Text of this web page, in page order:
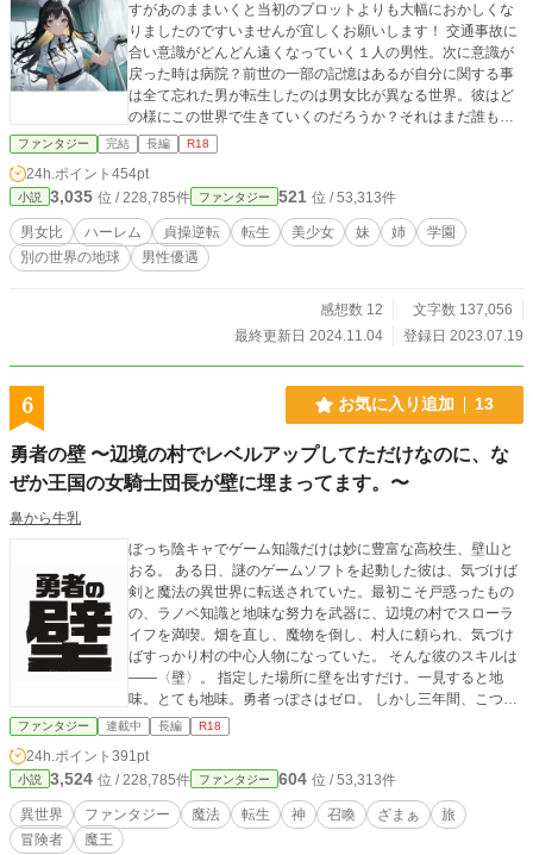
すがあのままいくと当初のプロットよりも大幅におかしくな
りましたのですいませんが宜しくお願いします！ 交通事故に
合い意識がどんどん遠くなっていく１人の男性。次に意識が
戻った時は病院？前世の一部の記憶はあるが自分に関する事
は全て忘れた男が転生したのは男女比が異なる世界。彼はど
の様にこの世界で生きていくのだろうか？それはまだ誰も知
らないお話。
ファンタジー 完結 長編 R18
24h.ポイント 454pt
小説 3,035 位 / 228,785件 ファンタジー 521 位 / 53,313件
男女比 ハーレム 貞操逆転 転生 美少女 妹 姉
学園
別の世界の地球
男性優遇
感想数 12
文字数 137,056
最終更新日 2024.11.04
登録日 2023.07.19
6 お気に入り追加 13
勇者の壁 〜辺境の村でレベルアップしてただけなのに、な
ぜか王国の女騎士団長が壁に埋まってます。〜
鼻から牛乳
ぼっち陰キャでゲーム知識だけは妙に豊富な高校生、壁山と
おる。 ある日、謎のゲームソフトを起動した彼は、気づけば
剣と魔法の異世界に転送されていた。最初こそ戸惑ったもの
の、ラノベ知識と地味な努力を武器に、辺境の村でスローラ
イフを満喫。畑を直し、魔物を倒し、村人に頼られ、気づけ
ばすっかり村の中心人物になっていた。 そんな彼のスキルは
――〈壁〉。 指定した場所に壁を出すだけ。一見すると地
味。とても地味。勇者っぽさはゼロ。 しかし三年間、こつこ
つ鍛え続けた結果、とおるの〈壁〉はなぜか剣も魔法も魔力
回路も止められる、かなりおかしな能力へと成長していた。
そんなある日、王国の騎士団が村にやってくる。 「この村は
閉鎖区域に指定された。住民は退去せよ」 突然の日常終了宣
言に、村人たちは大混乱。納得できないとおるは、誇り高き
女騎士団長リディア・アルヴェインに決闘を申し込む。 圧倒
ファンタジー 連載中 長編 R18
24h.ポイント 391pt
小説 3,524 位 / 228,785件 ファンタジー 604 位 / 53,313件
異世界 ファンタジー 魔法 転生 神 召喚 ざまぁ
旅
冒険者
魔王